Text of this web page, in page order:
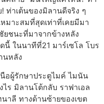
ท่าเต้นของมิลานดีจริง ๆ
มาะสมที่สุดเท่าที่เคยมีมา
ยชนะที่มาจากข้างหลัง
ในนาทีที่21 มาร์เซโล โบร
นหลัง
อผู้รักษาประตูไมค์ ไมนัน
ร มิลานโต้กลับ ราฟาเอล
าลี ทางด้านซ้ายของเขต